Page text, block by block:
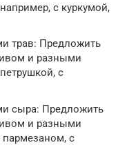
с куркумой,
трав: Предложить
и разными
с
сыра: Предложить
и разными
с